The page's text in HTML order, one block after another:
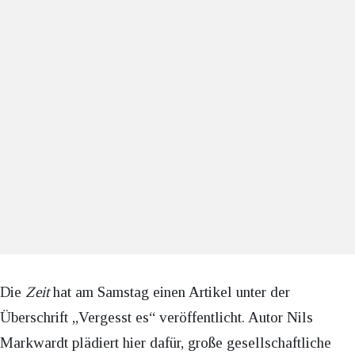
Die Zeithat am Samstag einen Artikel unter der
Überschrift „Vergesst es“ veröffentlicht. Autor Nils
Markwardt plädiert hier dafür, große gesellschaftliche